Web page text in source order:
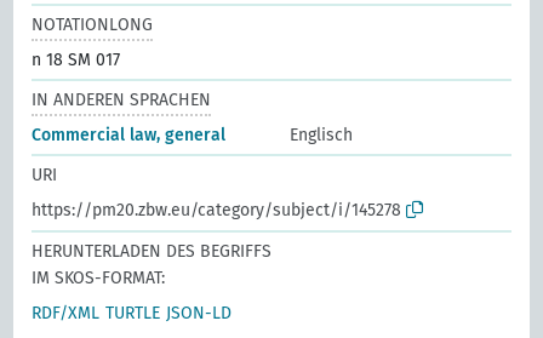
NOTATIONLONG
n 18 SM 017
IN ANDEREN SPRACHEN
Commercial law, general
Englisch
URI
https://pm20.zbw.eu/category/subject/i/145278
HERUNTERLADEN DES BEGRIFFS
IM SKOS-FORMAT:
RDF/XML TURTLE JSON-LD